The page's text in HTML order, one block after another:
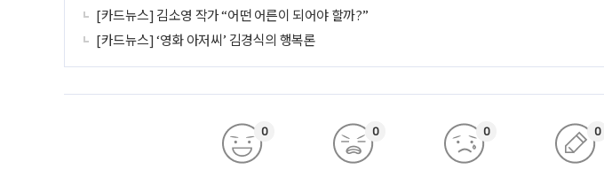
[카드뉴스] 김소영 작가 “어떤 어른이 되어야 할까?”
[카드뉴스] ‘영화 아저씨’ 김경식의 행복론
0 0 0 0